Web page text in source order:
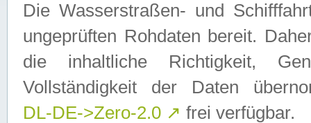
Die Wasserstraßen- und
ungeprüften Rohdaten bereit.
die inhaltliche Richtigkeit,
Vollständigkeit der Daten
DL-DE->Zero-2.0 ↗ frei verfügbar.